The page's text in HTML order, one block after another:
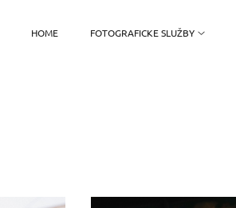
HOME FOTOGRAFICKE SLUŽBY